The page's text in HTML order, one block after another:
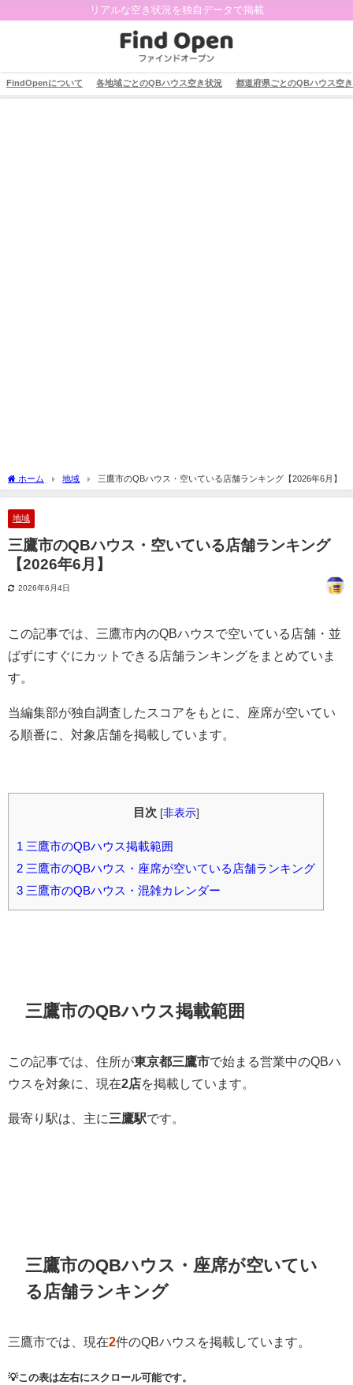
リアルな空き状況を独自データで掲載
FindOpenについて 各地域ごとのQBハウス空き状況 都道府県ごとのQBハウス空
ホーム 地域 三鷹市のQBハウス・空いている店舗ランキング【2026年6月】
地域
三鷹市のQBハウス・空いている店舗ランキング
【2026年6月】
2026年6月4日
この記事では、三鷹市内のQBハウスで空いている店舗・並
ばずにすぐにカットできる店舗ランキングをまとめていま
す。
当編集部が独自調査したスコアをもとに、座席が空いてい
る順番に、対象店舗を掲載しています。
目次 [非表示]
1 三鷹市のQBハウス掲載範囲
2 三鷹市のQBハウス・座席が空いている店舗ランキング
3 三鷹市のQBハウス・混雑カレンダー
三鷹市のQBハウス掲載範囲
この記事では、住所が東京都三鷹市で始まる営業中のQBハ
ウスを対象に、現在2店を掲載しています。
最寄り駅は、主に三鷹駅です。
三鷹市のQBハウス・座席が空いてい
る店舗ランキング
三鷹市では、現在2件のQBハウスを掲載しています。
💡この表は左右にスクロール可能です。